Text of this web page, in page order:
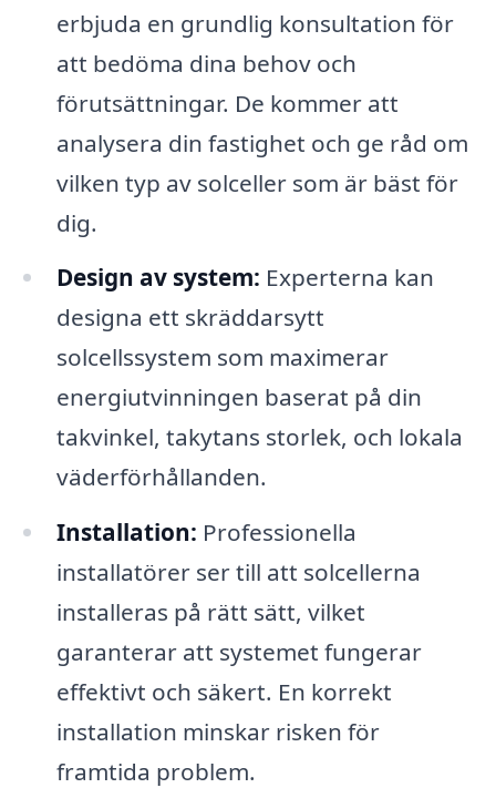
erbjuda en grundlig konsultation för
att bedöma dina behov och
förutsättningar. De kommer att
analysera din fastighet och ge råd om
vilken typ av solceller som är bäst för
dig.
Design av system: Experterna kan
designa ett skräddarsytt
solcellssystem som maximerar
energiutvinningen baserat på din
takvinkel, takytans storlek, och lokala
väderförhållanden.
Installation: Professionella
installatörer ser till att solcellerna
installeras på rätt sätt, vilket
garanterar att systemet fungerar
effektivt och säkert. En korrekt
installation minskar risken för
framtida problem.